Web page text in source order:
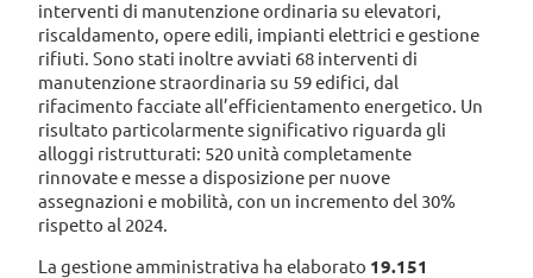
interventi di manutenzione ordinaria su elevatori,
riscaldamento, opere edili, impianti elettrici e gestione
rifiuti. Sono stati inoltre avviati 68 interventi di
manutenzione straordinaria su 59 edifici, dal
rifacimento facciate all’efficientamento energetico. Un
risultato particolarmente significativo riguarda gli
alloggi ristrutturati: 520 unità completamente
rinnovate e messe a disposizione per nuove
assegnazioni e mobilità, con un incremento del 30%
rispetto al 2024.
La gestione amministrativa ha elaborato 19.151